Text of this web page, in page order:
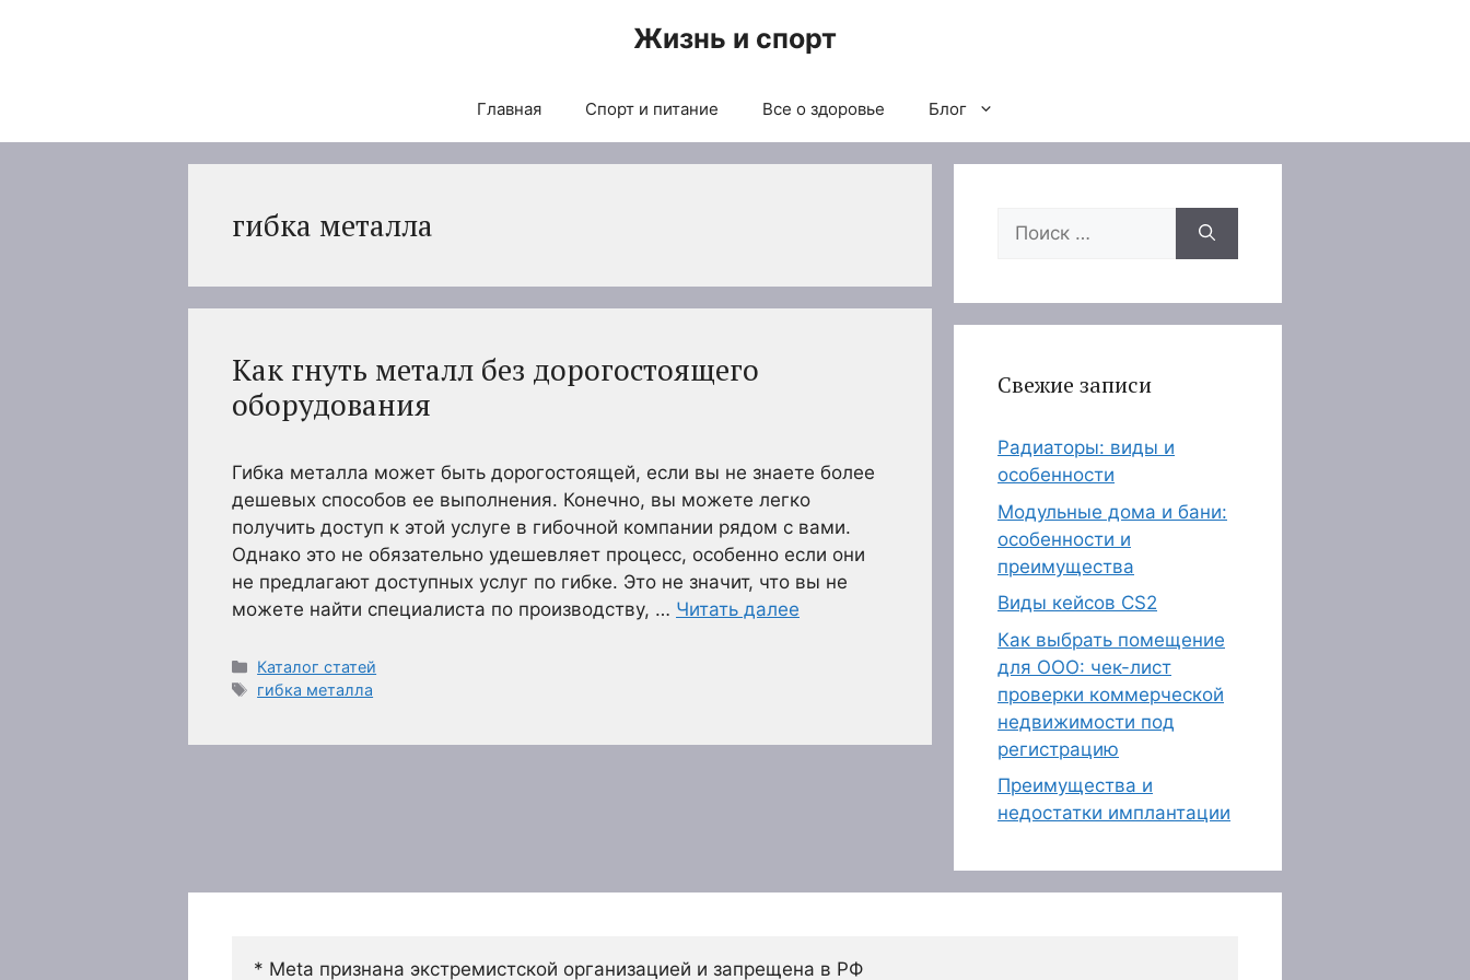
Жизнь и спорт
Главная Спорт и питание Все о здоровье Блог
гибка металла
Как гнуть металл без дорогостоящего
оборудования
Гибка металла может быть дорогостоящей, если вы не знаете более
дешевых способов ее выполнения. Конечно, вы можете легко
получить доступ к этой услуге в гибочной компании рядом с вами.
Однако это не обязательно удешевляет процесс, особенно если они
не предлагают доступных услуг по гибке. Это не значит, что вы не
можете найти специалиста по производству, … Читать далее
Рубрики
Каталог статей
Метки
гибка металла
Поиск:
Свежие записи
Радиаторы: виды и
особенности
Модульные дома и бани:
особенности и
преимущества
Виды кейсов CS2
Как выбрать помещение
для ООО: чек-лист
проверки коммерческой
недвижимости под
регистрацию
Преимущества и
недостатки имплантации
* Meta признана экстремистской организацией и запрещена в РФ